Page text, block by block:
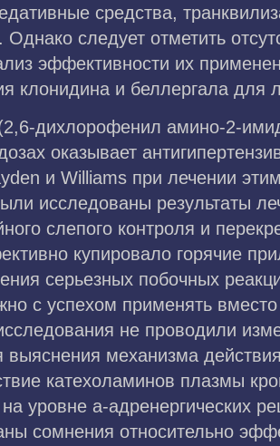
средства,
Однако следует отметить
эффективности их
клонидина и беллергала для
дихлорофенил амино-2-
оказывает
и Williams при лечении
исследованы результаты
слепого контроля и
купировало горячие
серьезных побочных
с успехом применять
не проводили
выяснения механизма
катехоламинов плазмы
на уровне а-адренергических
сомнения относительно